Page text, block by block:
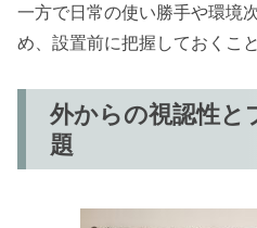
一方で日常の使い勝手や環境
め、設置前に把握しておくこ
外からの視認性と
題